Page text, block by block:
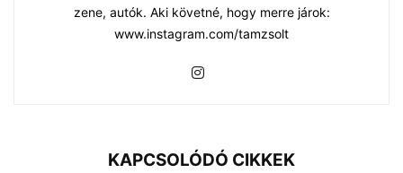
zene, autók. Aki követné, hogy merre járok:
www.instagram.com/tamzsolt
KAPCSOLÓDÓ CIKKEK